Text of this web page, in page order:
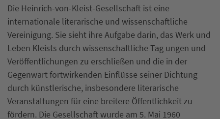
Die Heinrich-von-Kleist-Gesellschaft ist eine
internationale literarische und wissenschaftliche
Vereinigung. Sie sieht ihre Aufgabe darin, das Werk und
Leben Kleists durch wissenschaftliche Tag ungen und
Veröffentlichungen zu erschließen und die in der
Gegenwart fortwirkenden Einflüsse seiner Dichtung
durch künstlerische, insbesondere literarische
Veranstaltungen für eine breitere Öffentlichkeit zu
fördern. Die Gesellschaft wurde am 5. Mai 1960